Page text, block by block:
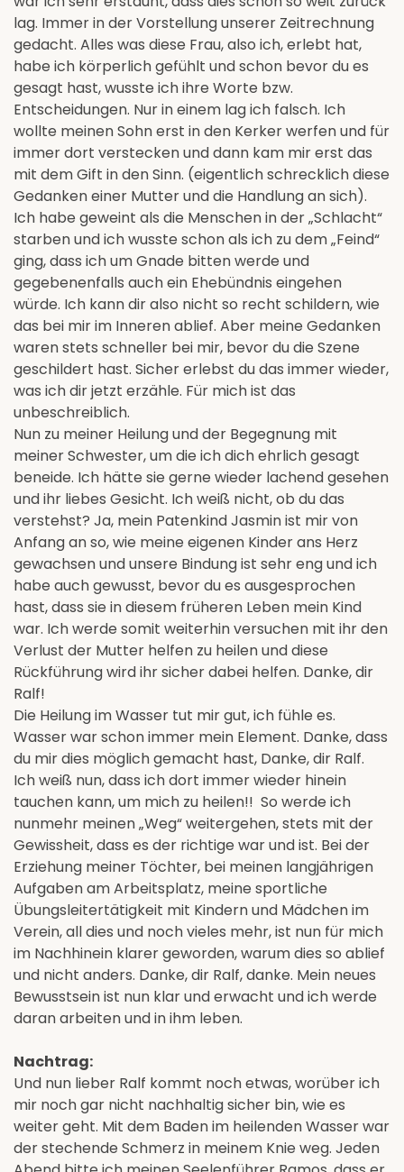
lag. Immer in der Vorstellung unserer Zeitrechnung
gedacht. Alles was diese Frau, also ich, erlebt hat,
habe ich körperlich gefühlt und schon bevor du es
gesagt hast, wusste ich ihre Worte bzw.
Entscheidungen. Nur in einem lag ich falsch. Ich
wollte meinen Sohn erst in den Kerker werfen und für
immer dort verstecken und dann kam mir erst das
mit dem Gift in den Sinn. (eigentlich schrecklich diese
Gedanken einer Mutter und die Handlung an sich).
Ich habe geweint als die Menschen in der „Schlacht“
starben und ich wusste schon als ich zu dem „Feind“
ging, dass ich um Gnade bitten werde und
gegebenenfalls auch ein Ehebündnis eingehen
würde. Ich kann dir also nicht so recht schildern, wie
das bei mir im Inneren ablief. Aber meine Gedanken
waren stets schneller bei mir, bevor du die Szene
geschildert hast. Sicher erlebst du das immer wieder,
was ich dir jetzt erzähle. Für mich ist das
unbeschreiblich.
Nun zu meiner Heilung und der Begegnung mit
meiner Schwester, um die ich dich ehrlich gesagt
beneide. Ich hätte sie gerne wieder lachend gesehen
und ihr liebes Gesicht. Ich weiß nicht, ob du das
verstehst? Ja, mein Patenkind Jasmin ist mir von
Anfang an so, wie meine eigenen Kinder ans Herz
gewachsen und unsere Bindung ist sehr eng und ich
habe auch gewusst, bevor du es ausgesprochen
hast, dass sie in diesem früheren Leben mein Kind
war. Ich werde somit weiterhin versuchen mit ihr den
Verlust der Mutter helfen zu heilen und diese
Rückführung wird ihr sicher dabei helfen. Danke, dir
Ralf!
Die Heilung im Wasser tut mir gut, ich fühle es.
Wasser war schon immer mein Element. Danke, dass
du mir dies möglich gemacht hast, Danke, dir Ralf.
Ich weiß nun, dass ich dort immer wieder hinein
tauchen kann, um mich zu heilen!! So werde ich
nunmehr meinen „Weg“ weitergehen, stets mit der
Gewissheit, dass es der richtige war und ist. Bei der
Erziehung meiner Töchter, bei meinen langjährigen
Aufgaben am Arbeitsplatz, meine sportliche
Übungsleitertätigkeit mit Kindern und Mädchen im
Verein, all dies und noch vieles mehr, ist nun für mich
im Nachhinein klarer geworden, warum dies so ablief
und nicht anders. Danke, dir Ralf, danke. Mein neues
Bewusstsein ist nun klar und erwacht und ich werde
daran arbeiten und in ihm leben.
Nachtrag:
Und nun lieber Ralf kommt noch etwas, worüber ich
mir noch gar nicht nachhaltig sicher bin, wie es
weiter geht. Mit dem Baden im heilenden Wasser war
der stechende Schmerz in meinem Knie weg. Jeden